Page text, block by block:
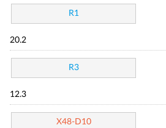
R1
20.2
R3
12.3
X48-D10